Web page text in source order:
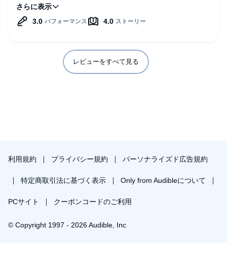
大人になっての6歳は良いとして小学4年生と高校生が両想い
とかが、しっくりこないというか若干気持ち悪い。周りの子
法子が自分の事を好きだと知って嬉しかったと手紙を書いて
たりして高校生が4年生に？と腑に落ちなかった。
閉ざされた空間で育って大人びている部分と幼い部分の歪み
みたいなものを表現したかったのかな？
レビューをすべて見る
利用規約 プライバシー規約 パーソナライズド広告規約
特定商取引法に基づく表示 Only from Audibleについて
PCサイト クーポンコードのご利用
© Copyright 1997 - 2026 Audible, Inc